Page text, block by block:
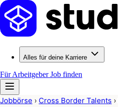
Alles für deine Karriere
Für ArbeitgeberJob finden
Jobbörse › Cross Border Talents ›